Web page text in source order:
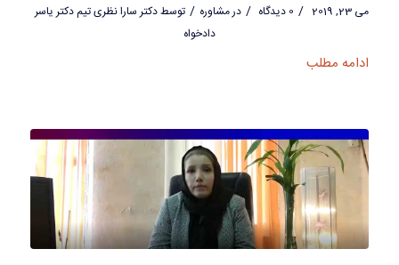
می 23, 2019 / 0 دیدگاه / درمشاوره / توسطدکتر سارا نظری تیم دکتر یاسر
دادخواه
ادامه مطلب